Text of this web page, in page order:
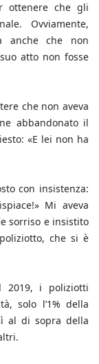
ottenere che gli
Ovviamente,
anche che non
atto non fosse
che non aveva
abbandonato il
«E lei non ha
con insistenza:
Mi aveva
sorriso e insistito
che si è
2019, i poliziotti
solo l’1% della
al di sopra della